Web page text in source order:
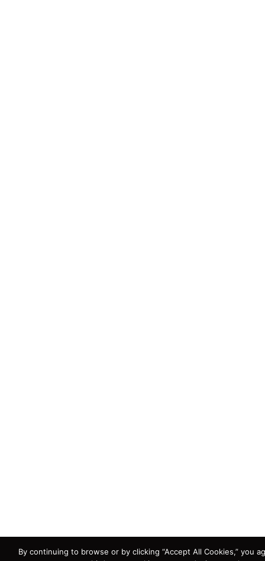
By continuing to browse or by clicking “Accept All Cookies,” you